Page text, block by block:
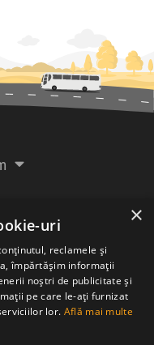
×
uri
reclamele și
împărtășim informații
noștri de publicitate și
pe care le-ați furnizat
lor. Află mai multe